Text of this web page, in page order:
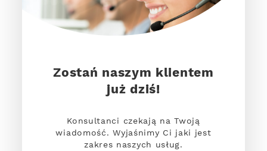
Zostań naszym klientem
już dziś!
Konsultanci czekają na Twoją
wiadomość. Wyjaśnimy Ci jaki jest
zakres naszych usług.